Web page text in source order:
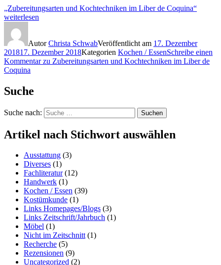
„Zubereitungsarten und Kochtechniken im Liber de Coquina“
weiterlesen
AutorChrista SchwabVeröffentlicht am 17. Dezember
201817. Dezember 2018Kategorien Kochen / EssenSchreibe einen
Kommentarzu Zubereitungsarten und Kochtechniken im Liber de
Coquina
Suche
Suche nach: Suchen
Artikel nach Stichwort auswählen
Ausstattung (3)
Diverses (1)
Fachliteratur(12)
Handwerk (1)
Kochen / Essen (39)
Kostümkunde (1)
Links Homepages/Blogs (3)
Links Zeitschrift/Jahrbuch (1)
Möbel (1)
Nicht im Zeitschnitt(1)
Recherche (5)
Rezensionen (9)
Uncategorized (2)